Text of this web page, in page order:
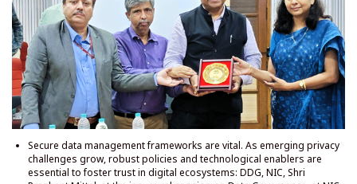
Secure data management frameworks are vital. As emerging privacy
challenges grow, robust policies and technological enablers are
essential to foster trust in digital ecosystems: DDG, NIC, Shri